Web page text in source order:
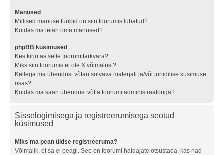
Manused
Millised manuse tüübid on siin foorumis lubatud?
Kuidas ma leian oma manused?
phpBB küsimused
Kes kirjutas selle foorumitarkvara?
Miks siin foorumis ei ole X võimalust?
Kellega ma ühendust võtan solvava materjali ja/või juriidilise küsimuse
osas?
Kuidas ma saan ühendust võtta foorumi administraatoriga?
Sisselogimisega ja registreerumisega seotud
küsimused
Miks ma pean üldse registreeruma?
Võimalik, et sa ei peagi. See on foorumi haldajate otsustada, kas nad